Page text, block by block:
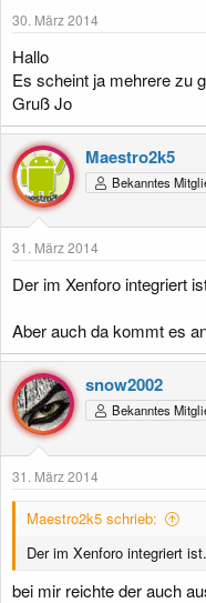
r
30. März 2014
Hallo
Es scheint ja mehrere zu
Gruß Jo
Maestro2k5
Bekanntes
31. März 2014
Der im Xenforo integriert
Aber auch da kommt es
snow2002
Bekanntes
31. März 2014
Maestro2k5 schrieb:
Der im Xenforo integriert ist.
bei mir reichte der auch